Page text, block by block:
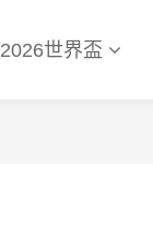
2026世界盃